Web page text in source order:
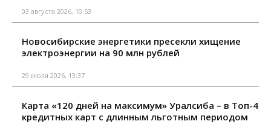
03 августа 2026, 10:53
Новосибирские энергетики пресекли хищение
электроэнергии на 90 млн рублей
29 июля 2026, 13:37
Карта «120 дней на максимум» Уралсиба – в Топ-4
кредитных карт с длинным льготным периодом